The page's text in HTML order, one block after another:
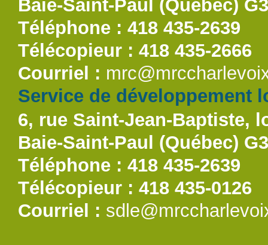
Baie-Saint-Paul (Québec)
Téléphone : 418 435-2639
Télécopieur : 418 435-2666
Courriel :
Service de développement
6, rue Saint-Jean-Baptiste,
Baie-Saint-Paul (Québec)
Téléphone : 418 435-2639
Télécopieur : 418 435-0126
Courriel :